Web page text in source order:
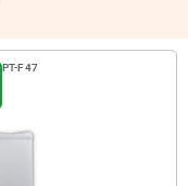
PT-F47